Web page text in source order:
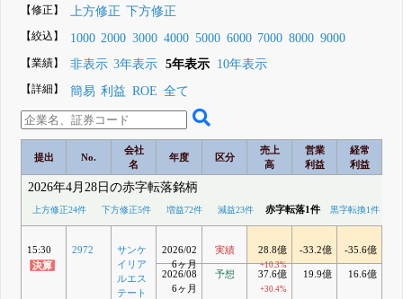
【修正】 上方修正 下方修正
【絞込】 1000 2000 3000 4000 5000 6000 7000 8000 9000
【業績】 非表示 3年表示 5年表示 10年表示
【詳細】 簡易 利益 ROE 全て
提出 No.
会社
名
年度 区分
売上
高
営業
利益
経常
利益
2026年4月28日の赤字転落銘柄
上方修正24件 下方修正5件 増益72件 減益23件 赤字転落1件 黒字転換1件
15:30 2972
サンケ
イリア
ルエス
テート
2026/02
6ヶ月
実績 28.8億
+10.3%
-33.2億 -35.6億
2026/08
6ヶ月
予想 37.6億
+30.4%
19.9億 16.6億